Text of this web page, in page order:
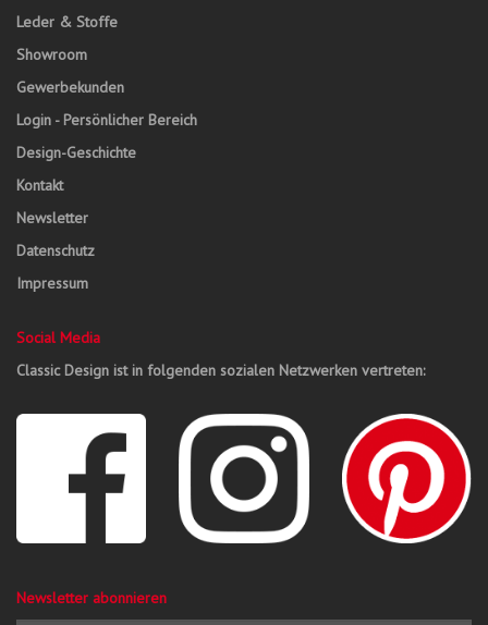
Leder & Stoffe
Showroom
Gewerbekunden
Login - Persönlicher Bereich
Design-Geschichte
Kontakt
Newsletter
Datenschutz
Impressum
Social Media
Classic Design ist in folgenden sozialen Netzwerken vertreten:
Newsletter abonnieren